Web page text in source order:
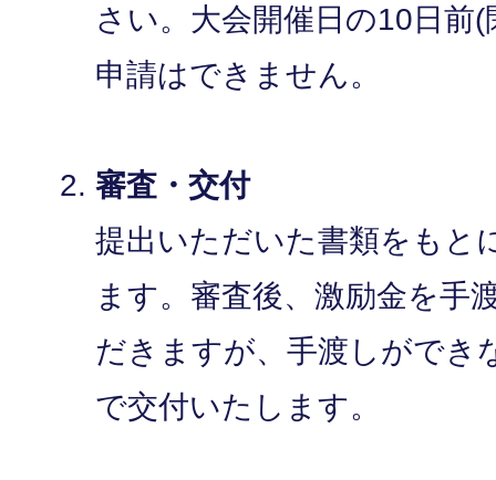
さい。大会開催日の10日前
申請はできません。
審査・交付
提出いただいた書類をもと
ます。審査後、激励金を手
だきますが、手渡しができ
で交付いたします。